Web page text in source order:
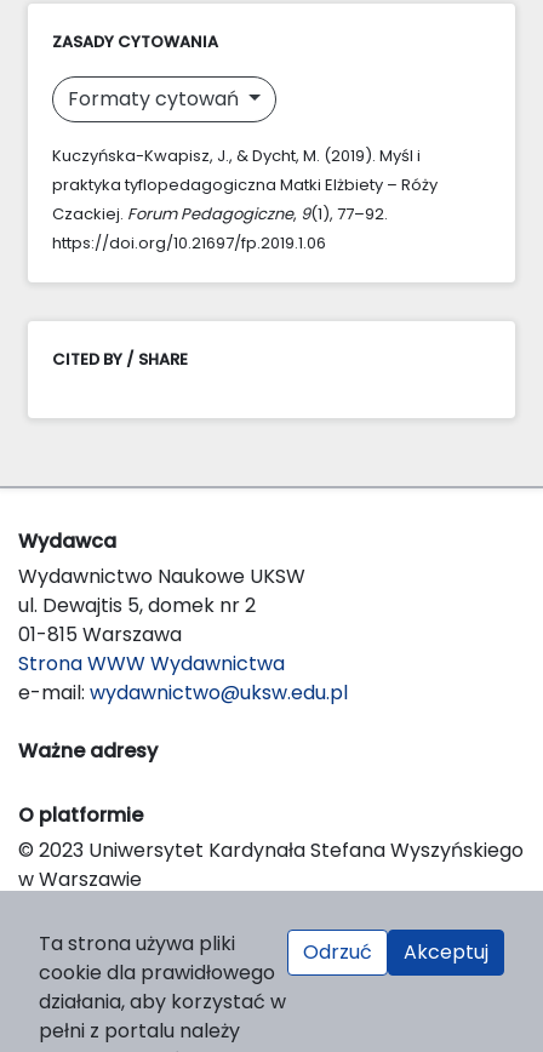
ZASADY CYTOWANIA
Formaty cytowań
Kuczyńska-Kwapisz, J., & Dycht, M. (2019). Myśl i
praktyka tyflopedagogiczna Matki Elżbiety – Róży
Czackiej. Forum Pedagogiczne, 9(1), 77–92.
https://doi.org/10.21697/fp.2019.1.06
CITED BY / SHARE
Wydawca
Wydawnictwo Naukowe UKSW
ul. Dewajtis 5, domek nr 2
01-815 Warszawa
Strona WWW Wydawnictwa
e-mail: wydawnictwo@uksw.edu.pl
Ważne adresy
O platformie
© 2023 Uniwersytet Kardynała Stefana Wyszyńskiego
w Warszawie
Platform & Workflow by OJS/PKP
Ta strona używa pliki
cookie dla prawidłowego
działania, aby korzystać w
pełni z portalu należy
Odrzuć Akceptuj